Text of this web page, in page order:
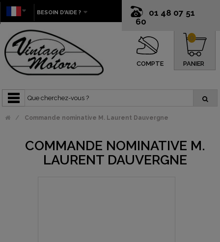
01 48 07 51
60
BESOIN D'AIDE ?
COMPTE PANIER
0
Commande nominative M. Laurent Dauvergne
COMMANDE NOMINATIVE M.
LAURENT DAUVERGNE